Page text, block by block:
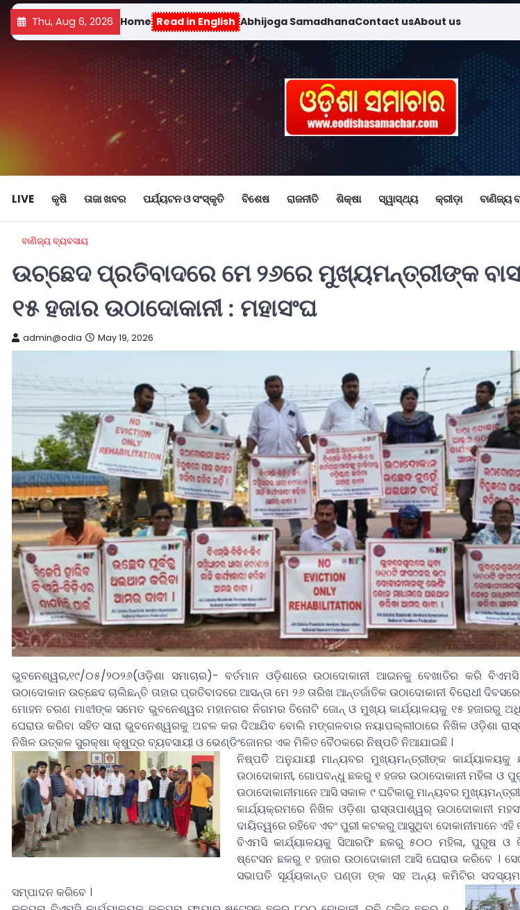
Thu, Aug 6, 2026 Home Read in English Abhijoga SamadhanaContact usAbout us
LIVE କୃଷି ତାଜା ଖବର ପର୍ଯ୍ୟଟନ ଓ ସଂସ୍କୃତି ବିଶେଷ ରାଜନୀତି ଶିକ୍ଷା ସ୍ୱାସ୍ଥ୍ୟ କ୍ରୀଡ଼ା ବାଣିଜ୍ୟ
ବାଣିଜ୍ୟ ବ୍ୟବସାୟ
ଉଚ୍ଛେଦ ପ୍ରତିବାଦରେ ମେ ୨୬ରେ ମୁଖ୍ୟମନ୍ତ୍ରୀଙ୍କ
୧୫ ହଜାର ଉଠାଦୋକାନୀ : ମହାସଂଘ
admin@odia May 19, 2026
ଭୁବନେଶ୍ୱର,୧୯/୦୫/୨୦୨୬(ଓଡ଼ିଶା ସମାଚାର)- ବର୍ତମାନ ଓଡ଼ିଶାରେ ଉଠାଦୋକାନୀ ଆଇନକୁ ବେଖାତିର କରି ବିଏମସି
ଉଠାଦୋକାନ ଉଚ୍ଛେଦ ଚାଲିଛନ୍ତି ତାହାର ପ୍ରତିବାଦରେ ଆସନ୍ତା ମେ ୨୬ ତାରିଖ ଆନ୍ତର୍ଜାତିକ ଉଠାଦୋକାନୀ ବିରୋଧୀ
ମୋହନ ଚରଣ ମାଝୀଙ୍କ ସମେତ ଭୁବନେଶ୍ୱର ମହାନଗର ନିଗମର ତିନୋଟି ଜୋନ୍ ଓ ମୁଖ୍ୟ କାର୍ଯ୍ୟାଳୟକୁ ୧୫ ହଜାରରୁ ଅଧିକ
ଘେରାଉ କରିବା ସହିତ ସାରା ଭୁବନେଶ୍ୱରକୁ ଅଚଳ କର ଦିଆଯିବ ବୋଲି ମଙ୍ଗଳବାର ନୟାପଲ୍ଲୀଠାରେ ନିଖିଳ ଓଡ଼ିଶା
ନିଖିଳ ଉତ୍କଳ ସୁରକ୍ଷା କ୍ଷୁଦ୍ର ବ୍ୟବସାୟୀ ଓ ଭେଣ୍ଡିଂଜୋନର ଏକ ମିଳିତ ବୈଠକରେ ନିଷ୍ପତି ନିଆଯାଇଛି ।
ନିଷ୍ପତିି ଅନୁଯାୟୀ ମାନ୍ୟବର ମୁଖ୍ୟମନ୍ତ୍ରୀଙ୍କ
ଉଠାଦୋକାନୀ, ଗୋପବନ୍ଧୁ ଛକରୁ ୧ ହଜର ଉଠାଦୋକାନୀ ମହିଳା ଓ
ଉଠାଦୋକାନୀମାନେ ଆସି ସକାଳ ୯ ଘଟିକାରୁ ମାନ୍ୟବର
କାର୍ଯ୍ୟକ୍ରମରେ ନିଖିଳ ଓଡ଼ିଶା ରାସ୍ତାପାଶ୍ୱର୍ ଉଠାଦୋକାନୀ
ଦାୟିତ୍ୱରେ ରହିବେ ଏବଂ ପୁରୀ କଟକରୁ ଆସୁଥିବା ଦୋକାନୀମାନେ ଏହି
ବିଏମସି କାର୍ଯ୍ୟାଳୟକୁ ସିଆରଫି ଛକରୁ ୫୦୦ ମହିଳା, ପୁରୁଷ ଓ
ଷ୍ଟେସନ ଛକରୁ ୧ ହଜାର ଉଠାଦୋକାନୀ ଆସି ଘେରାଉ କରିବେ ।
ସଭାପତି ସୂର୍ଯ୍ୟକାନ୍ତ ପଣ୍ଡା ଙ୍କ ସହ ଅନ୍ୟ କମିଟିର
ସମ୍ପାଦନ କରିବେ ।